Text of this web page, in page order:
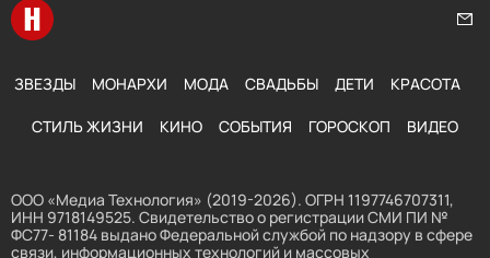
Перейти на главную
ЗВЕЗДЫ МОНАРХИ МОДА СВАДЬБЫ ДЕТИ КРАСОТА
СТИЛЬ ЖИЗНИ КИНО СОБЫТИЯ ГОРОСКОП ВИДЕО
ООО «Медиа Технология» (2019-2026). ОГРН 1197746707311,
ИНН 9718149525. Свидетельство о регистрации СМИ ПИ №
ФС77- 81184 выдано Федеральной службой по надзору в сфере
связи, информационных технологий и массовых